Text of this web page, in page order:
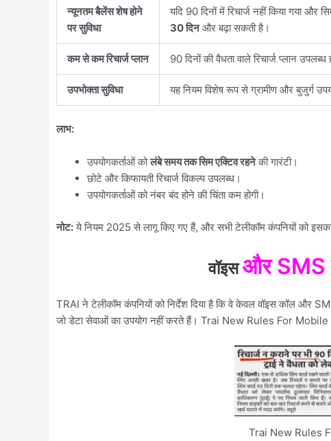
न्यूनतम बैलेंस शेष होने
पर सुविधा
यदि 90 दिनों में रिचार्ज नहीं किया गया
30 दिनऔर बढ़ा सकती है।
कम से कम रिचार्ज प्लान 90 दिनों की वैधता वाले रिचार्ज प्लान
उपभोक्ता सुविधा यह नियम विशेष रूप से ग्रामीण और बुजुर्ग
लाभ:
उपयोगकर्ताओं कोलंबे समय तक सिम एक्टिव रहनेकी गारंटी।
छोटे और किफायती रिचार्ज विकल्प उपलब्ध।
उपयोगकर्ताओं को नंबर बंद होने की चिंता कम होगी।
नोट:ये नियम 2025 से लागू किए गए हैं, और सभी टेलीकॉम कंपनियों को इसका
वॉइसऔर SMS
TRAI ने टेलीकॉम कंपनियों को निर्देश दिया है कि वे केवल वॉइस कॉल और
जो डेटा सेवाओं का उपयोग नहीं करते हैं। Trai New Rules For
Trai New Rules